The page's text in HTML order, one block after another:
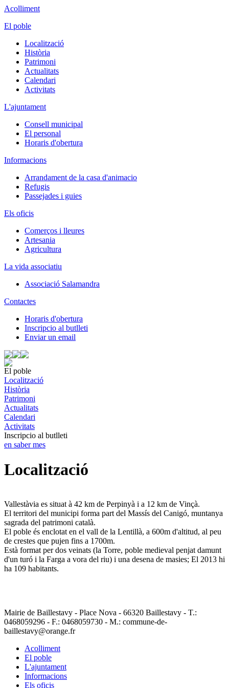
Acolliment
El poble
Localització
Història
Patrimoni
Actualitats
Calendari
Activitats
L'ajuntament
Consell municipal
El personal
Horaris d'obertura
Informacions
Arrandament de la casa d'animacio
Refugis
Passejades i guies
Els oficis
Comerços i lleures
Artesania
Agricultura
La vida associatiu
Associació Salamandra
Contactes
Horaris d'obertura
Inscripcio al butlleti
Enviar un email
El poble
Localització
Història
Patrimoni
Actualitats
Calendari
Activitats
Inscripcio al butlleti
en saber mes
Localització
Vallestàvia es situat à 42 km de Perpinyà i a 12 km de Vinçà.
El territori del municipi forma part del Massís del Canigó, muntanya
sagrada del patrimoni català.
El poble és enclotat en el vall de la Lentillà, a 600m d'altitud, al peu
de crestes que pujen fins a 1700m.
Està format per dos veinats (la Torre, poble medieval penjat damunt
d'un turó i la Farga a vora del riu) i una desena de masies; El 2013 hi
ha 109 habitants.
Mairie de Baillestavy - Place Nova - 66320 Baillestavy - T.:
0468059296 - F.: 0468059730 - M.: commune-de-
baillestavy@orange.fr
Acolliment
El poble
L'ajuntament
Informacions
Els oficis